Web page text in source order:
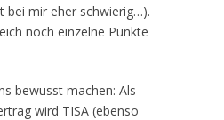
bei mir eher schwierig…).
noch einzelne Punkte
bewusst machen: Als
wird TISA (ebenso